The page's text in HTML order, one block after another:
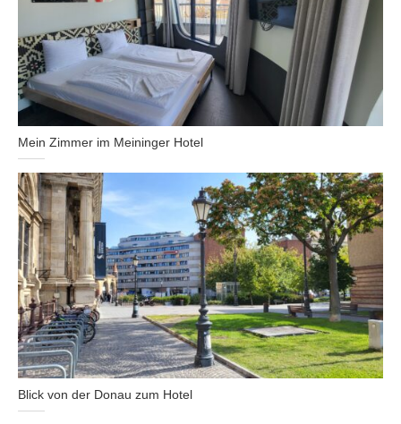
Mein Zimmer im Meininger Hotel
Blick von der Donau zum Hotel